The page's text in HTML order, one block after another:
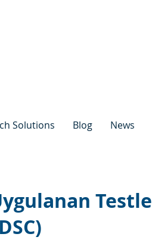
Solutions Blog News